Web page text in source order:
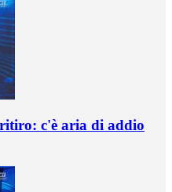
c'è aria di addio